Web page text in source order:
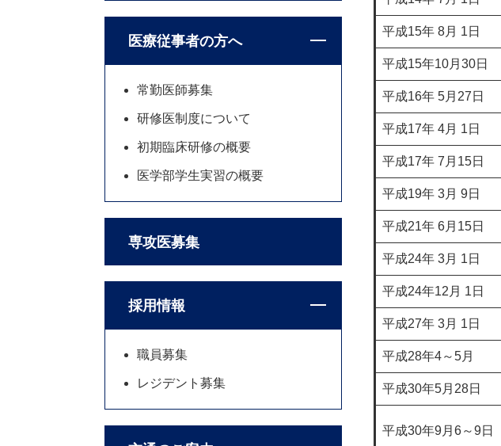
平成15年 8月 1日
平成15年10月30日
平成16年 5月27日
平成17年 4月 1日
平成17年 7月15日
平成19年 3月 9日
平成21年 6月15日
平成24年 3月 1日
平成24年12月 1日
平成27年 3月 1日
平成28年4～5月
平成30年5月28日
平成30年9月6～9日
医療従事者の方へ
常勤医師募集
研修医制度について
初期臨床研修の概要
医学部学生実習の概要
専攻医募集
採用情報
職員募集
レジデント募集